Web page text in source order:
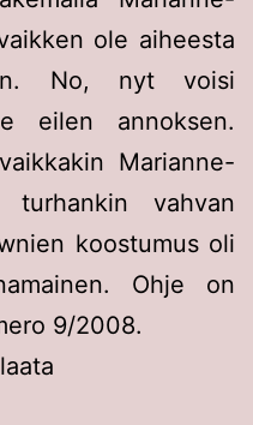
ole aiheesta
No, nyt voisi
eilen annoksen.
Marianne-
vahvan
koostumus oli
Ohje on
9/2008.